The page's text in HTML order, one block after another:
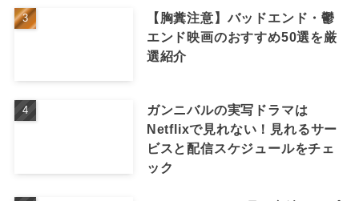
【胸糞注意】バッドエンド・鬱
エンド映画のおすすめ50選を厳
選紹介
ガンニバルの実写ドラマは
Netflixで見れない！見れるサー
ビスと配信スケジュールをチェ
ック